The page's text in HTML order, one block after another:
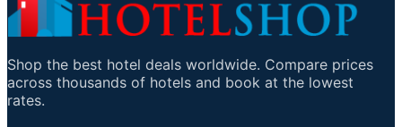
Shop the best hotel deals worldwide. Compare prices
across thousands of hotels and book at the lowest
rates.